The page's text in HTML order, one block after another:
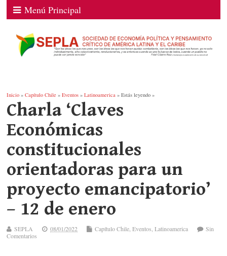
Menú Principal
Inicio »Capítulo Chile »Eventos »Latinoamerica » Estás leyendo »
Charla ‘Claves
Económicas
constitucionales
orientadoras para un
proyecto emancipatorio’
– 12 de enero
SEPLA 08/01/2022 Capítulo Chile,Eventos,Latinoamerica
Sin
Comentarios